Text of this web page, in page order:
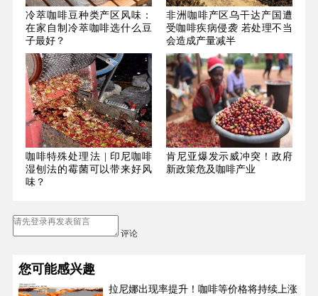
冷萃咖啡豆种类产区风味：
在家自制冷萃咖啡选什么豆
子最好？
非洲咖啡产区乌干达产国遭
受咖啡疾病侵袭 若处理不当
会造成产量减半
咖啡特殊处理法 | 印尼咖啡
湿刨法的霉菌可以带来好风
味？
肯尼亚爆发示威冲突！政府
新政策危及咖啡产业
评论
您可能感兴趣
拉尼娜出现率提升！咖啡等价格将持续上涨